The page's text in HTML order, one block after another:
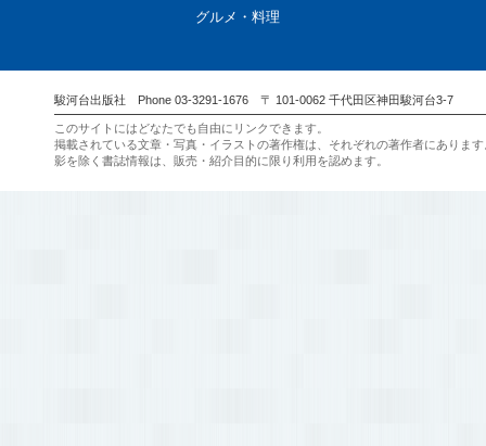
グルメ・料理
駿河台出版社 Phone 03-3291-1676 〒 101-0062 千代田区神田駿河台3-7
このサイトにはどなたでも自由にリンクできます。
掲載されている文章・写真・イラストの著作権は、それぞれの著作者にありま
影を除く書誌情報は、販売・紹介目的に限り利用を認めます。